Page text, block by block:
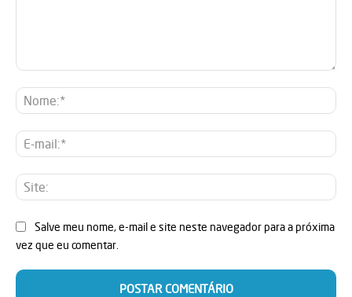
E-
Salve meu nome, e-mail e site neste navegador para a próxima
vez que eu comentar.